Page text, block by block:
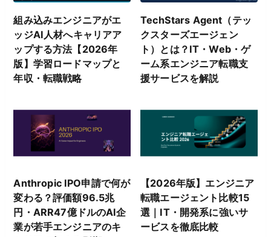
組み込みエンジニアがエ
ッジAI人材へキャリアア
ップする方法【2026年
版】学習ロードマップと
年収・転職戦略
TechStars Agent（テッ
クスターズエージェン
ト）とは？IT・Web・ゲ
ーム系エンジニア転職支
援サービスを解説
Anthropic IPO申請で何が
変わる？評価額96.5兆
円・ARR47億ドルのAI企
業が若手エンジニアのキ
【2026年版】エンジニア
転職エージェント比較15
選｜IT・開発系に強いサ
ービスを徹底比較